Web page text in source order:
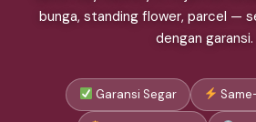
bunga, standing flower, parcel —
dengan garansi.
Garansi Segar